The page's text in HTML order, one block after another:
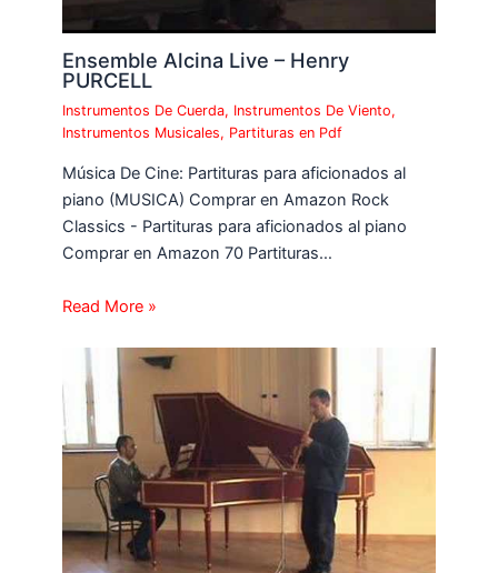
Ensemble Alcina Live – Henry
PURCELL
Instrumentos De Cuerda, Instrumentos De Viento,
Instrumentos Musicales, Partituras en Pdf
Música De Cine: Partituras para aficionados al
piano (MUSICA) Comprar en Amazon Rock
Classics - Partituras para aficionados al piano
Comprar en Amazon 70 Partituras…
Read More »